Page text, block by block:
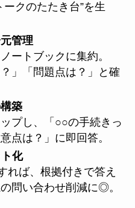
クのたたき台”を生
管理
ートブックに集約。
」「問題点は？」と確
築
プし、「○○の手続きっ
点は？」に即回答。
化
ば、根拠付きで答え
問い合わせ削減に◎。